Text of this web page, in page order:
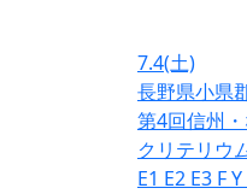
7.4(土)
長野県小県
第4回信州
クリテリウ
E1 E2 E3 FY